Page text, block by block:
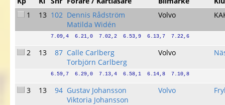
1
13 102 Dennis Rådström
Matilda Widén
Volvo
7.09,4  6.21,0  7.02,2  6.53,9  6.13,7  7.22,6
2 13 87 Calle Carlberg
Torbjörn Carlberg
Volvo
6.59,7  6.29,0  7.13,4  6.58,1  6.14,8  7.10,8
3 13 94 Gustav Johansson
Viktoria Johansson
Volvo